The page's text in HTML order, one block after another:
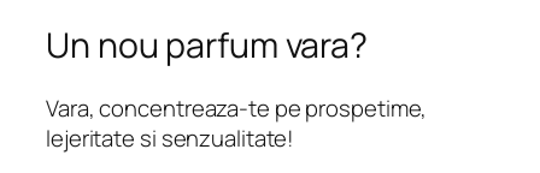
Un nou parfum vara?
Vara, concentreaza-te pe prospetime,
lejeritate si senzualitate!